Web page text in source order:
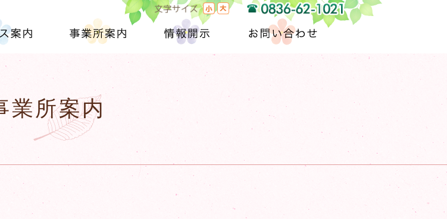
0836-62-1021
文字サイズ 小
（従来型）
靖和園（ユニット型）
ショートステイ）
業所案内